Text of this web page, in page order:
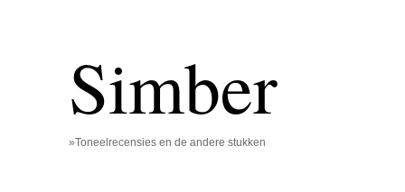
Simber
»Toneelrecensies en de andere stukken